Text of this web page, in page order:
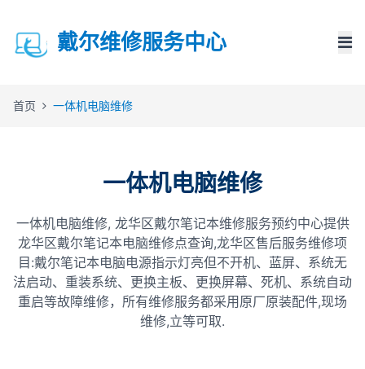
戴尔维修服务中心
首页 一体机电脑维修
一体机电脑维修
一体机电脑维修, 龙华区戴尔笔记本维修服务预约中心提供
龙华区戴尔笔记本电脑维修点查询,龙华区售后服务维修项
目:戴尔笔记本电脑电源指示灯亮但不开机、蓝屏、系统无
法启动、重装系统、更换主板、更换屏幕、死机、系统自动
重启等故障维修，所有维修服务都采用原厂原装配件,现场
维修,立等可取.